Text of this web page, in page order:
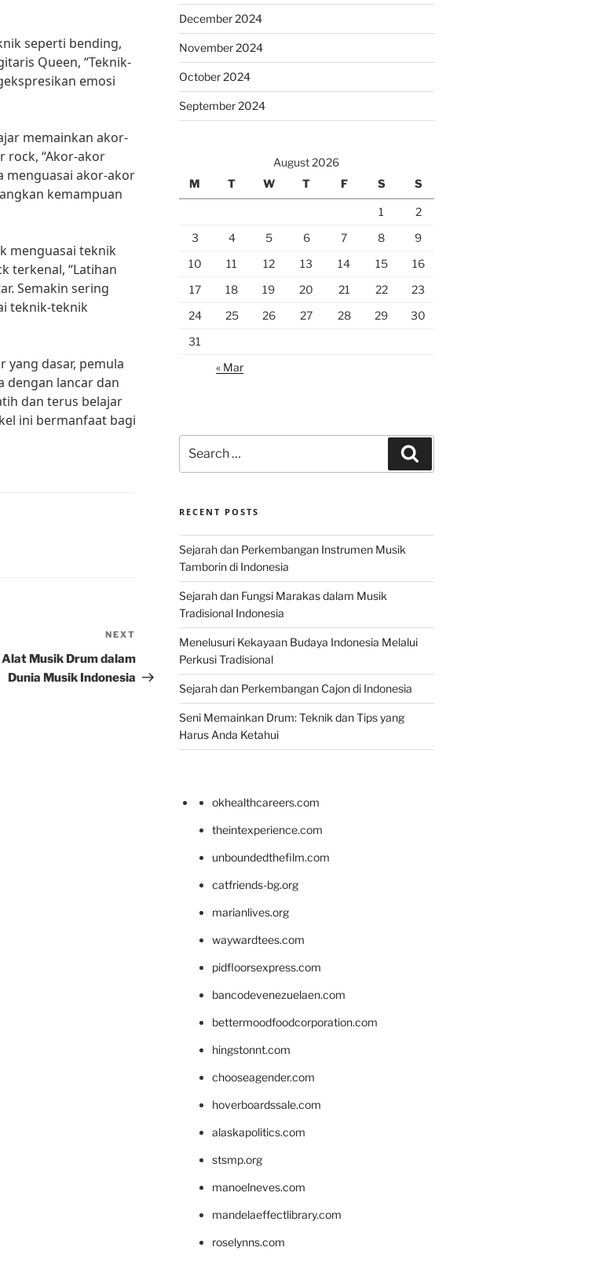
seperti bending,
Queen, “Teknik-
emosi
memainkan akor-
rock, “Akor-akor
menguasai akor-akor
kemampuan
menguasai teknik
terkenal, “Latihan
Semakin sering
teknik-teknik
dasar, pemula
dengan lancar dan
dan terus belajar
ini bermanfaat bagi
Post
NEXT
Alat Musik Drum dalam
Dunia Musik Indonesia
December 2024
November 2024
October 2024
September 2024
August 2026
M
T W T F S S
1
2
3
4 5 6 7 8
9
10
11 12 13 14 15
16
17
18 19 20 21 22
23
24
25 26 27 28 29
30
31
« Mar
for:
RECENT POSTS
Sejarah dan Perkembangan Instrumen Musik
Tamborin di Indonesia
Sejarah dan Fungsi Marakas dalam Musik
Tradisional Indonesia
Menelusuri Kekayaan Budaya Indonesia Melalui
Perkusi Tradisional
Sejarah dan Perkembangan Cajon di Indonesia
Seni Memainkan Drum: Teknik dan Tips yang
Harus Anda Ketahui
okhealthcareers.com
theintexperience.com
unboundedthefilm.com
catfriends-bg.org
marianlives.org
waywardtees.com
pidfloorsexpress.com
bancodevenezuelaen.com
bettermoodfoodcorporation.com
hingstonnt.com
chooseagender.com
hoverboardssale.com
alaskapolitics.com
stsmp.org
manoelneves.com
mandelaeffectlibrary.com
roselynns.com